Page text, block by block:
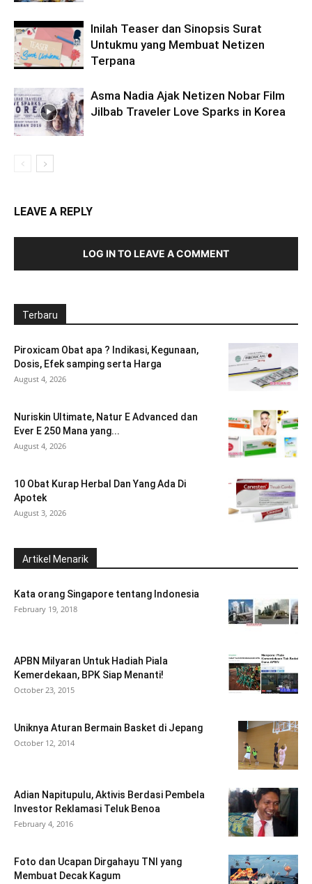
Inilah Teaser dan Sinopsis Surat
Untukmu yang Membuat Netizen
Terpana
Asma Nadia Ajak Netizen Nobar Film
Jilbab Traveler Love Sparks in Korea
LEAVE A REPLY
LOG IN TO LEAVE A COMMENT
Terbaru
Piroxicam Obat apa ? Indikasi, Kegunaan,
Dosis, Efek samping serta Harga
August 4, 2026
Nuriskin Ultimate, Natur E Advanced dan
Ever E 250 Mana yang...
August 4, 2026
10 Obat Kurap Herbal Dan Yang Ada Di
Apotek
August 3, 2026
Artikel Menarik
Kata orang Singapore tentang Indonesia
February 19, 2018
APBN Milyaran Untuk Hadiah Piala
Kemerdekaan, BPK Siap Menanti!
October 23, 2015
Uniknya Aturan Bermain Basket di Jepang
October 12, 2014
Adian Napitupulu, Aktivis Berdasi Pembela
Investor Reklamasi Teluk Benoa
February 4, 2016
Foto dan Ucapan Dirgahayu TNI yang
Membuat Decak Kagum